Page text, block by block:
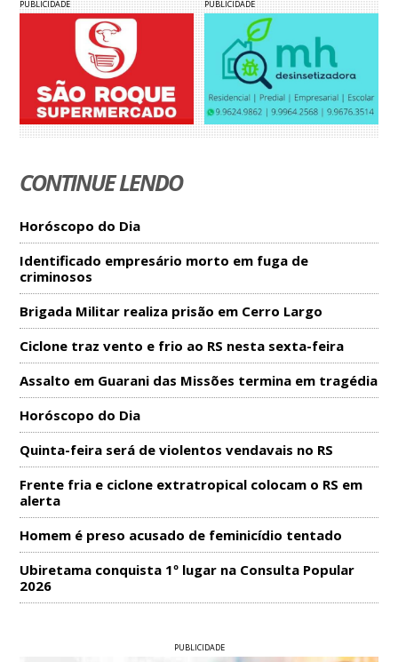
PUBLICIDADE PUBLICIDADE
CONTINUE LENDO
Horóscopo do Dia
Identificado empresário morto em fuga de
criminosos
Brigada Militar realiza prisão em Cerro Largo
Ciclone traz vento e frio ao RS nesta sexta-feira
Assalto em Guarani das Missões termina em tragédia
Horóscopo do Dia
Quinta-feira será de violentos vendavais no RS
Frente fria e ciclone extratropical colocam o RS em
alerta
Homem é preso acusado de feminicídio tentado
Ubiretama conquista 1º lugar na Consulta Popular
2026
PUBLICIDADE